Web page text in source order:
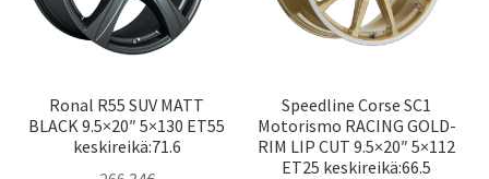
Ronal R55 SUV MATT
BLACK 9.5×20″ 5×130 ET55
keskireikä:71.6
Speedline Corse SC1
Motorismo RACING GOLD-
RIM LIP CUT 9.5×20″ 5×112
ET25 keskireikä:66.5